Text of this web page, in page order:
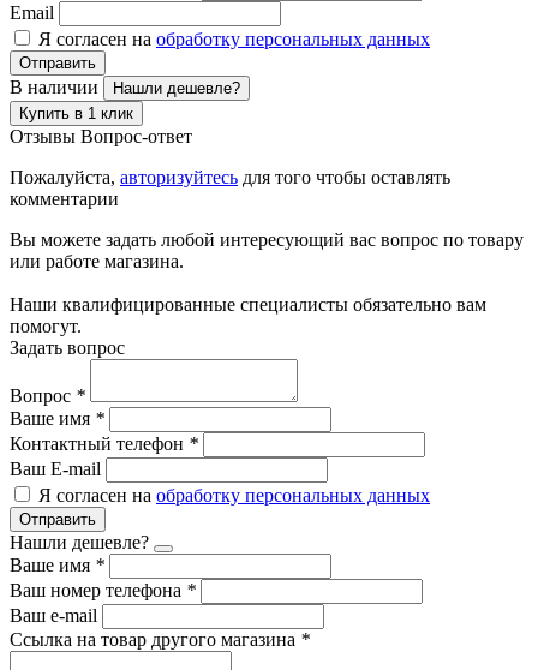
Email
Я согласен на обработку персональных данных
Отправить
В наличии
Нашли дешевле?
Купить в 1 клик
Отзывы Вопрос-ответ
Пожалуйста, авторизуйтесь для того чтобы оставлять
комментарии
Вы можете задать любой интересующий вас вопрос по товару
или работе магазина.
Наши квалифицированные специалисты обязательно вам
помогут.
Задать вопрос
Вопрос *
Ваше имя *
Контактный телефон *
Ваш E-mail
Я согласен на обработку персональных данных
Отправить
Нашли дешевле?
Ваше имя *
Ваш номер телефона *
Ваш e-mail
Ссылка на товар другого магазина *